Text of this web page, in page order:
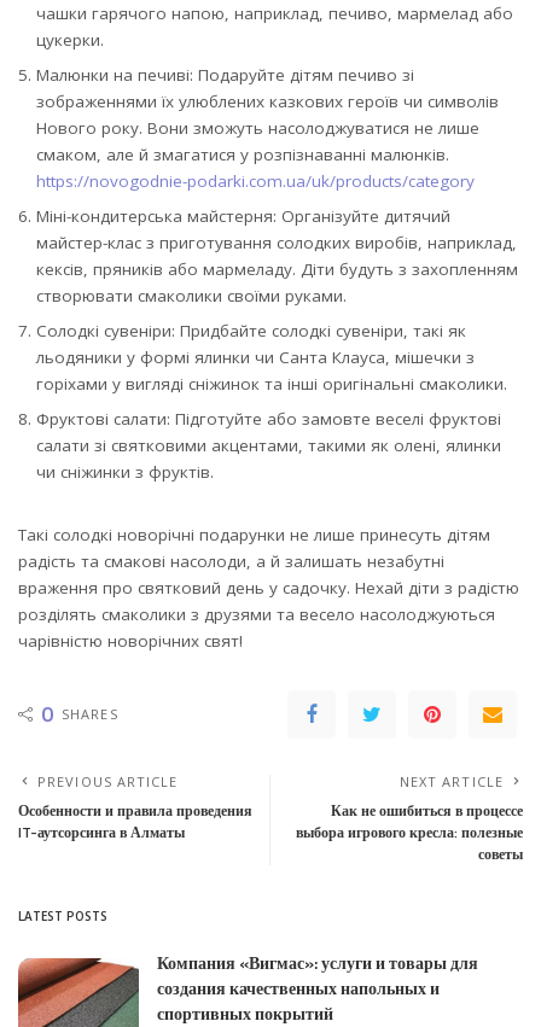
чашки гарячого напою, наприклад, печиво, мармелад або
цукерки.
Малюнки на печиві: Подаруйте дітям печиво зі
зображеннями їх улюблених казкових героїв чи символів
Нового року. Вони зможуть насолоджуватися не лише
смаком, але й змагатися у розпізнаванні малюнків.
https://novogodnie-podarki.com.ua/uk/products/category
Міні-кондитерська майстерня: Організуйте дитячий
майстер-клас з приготування солодких виробів, наприклад,
кексів, пряників або мармеладу. Діти будуть з захопленням
створювати смаколики своїми руками.
Солодкі сувеніри: Придбайте солодкі сувеніри, такі як
льодяники у формі ялинки чи Санта Клауса, мішечки з
горіхами у вигляді сніжинок та інші оригінальні смаколики.
Фруктові салати: Підготуйте або замовте веселі фруктові
салати зі святковими акцентами, такими як олені, ялинки
чи сніжинки з фруктів.
Такі солодкі новорічні подарунки не лише принесуть дітям
радість та смакові насолоди, а й залишать незабутні
враження про святковий день у садочку. Нехай діти з радістю
розділять смаколики з друзями та весело насолоджуються
чарівністю новорічних свят!
0 SHARES
PREVIOUS ARTICLE
Особенности и правила проведения
IT-аутсорсинга в Алматы
NEXT ARTICLE
Как не ошибиться в процессе
выбора игрового кресла: полезные
советы
LATEST POSTS
Компания «Вигмас»: услуги и товары для
создания качественных напольных и
спортивных покрытий